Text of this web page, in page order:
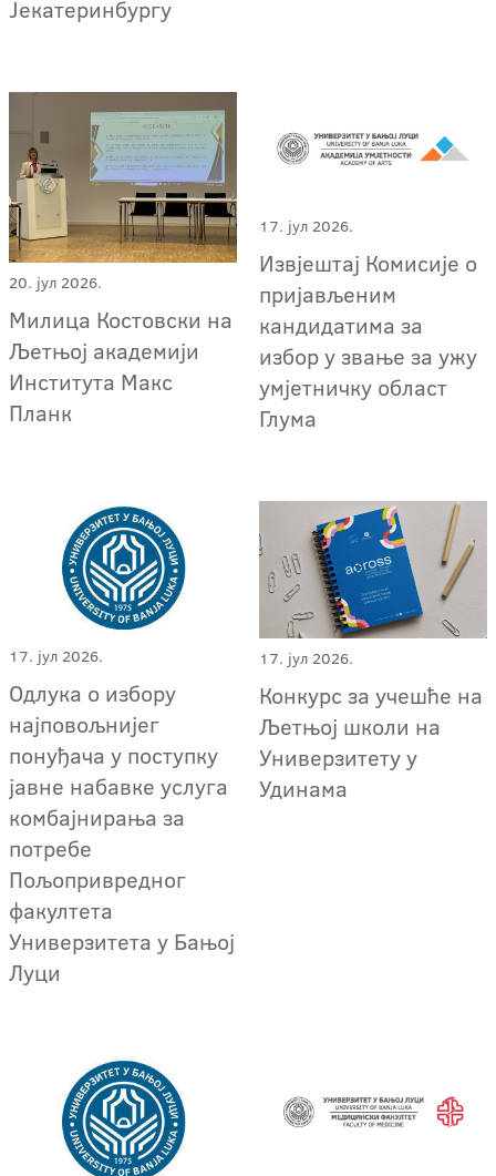
Јекатеринбургу
20. јул 2026.
Милица Костовски на
Љетњој академији
Института Макс
Планк
17. јул 2026.
Извјештај Комисије о
пријављеним
кандидатима за
избор у звање за ужу
умјетничку област
Глума
17. јул 2026.
Одлука о избору
најповољнијег
понуђача у поступку
јавне набавке услуга
комбајнирања за
потребе
Пољопривредног
факултета
Универзитета у Бањој
Луци
17. јул 2026.
Конкурс за учешће на
Љетњој школи на
Универзитету у
Удинама